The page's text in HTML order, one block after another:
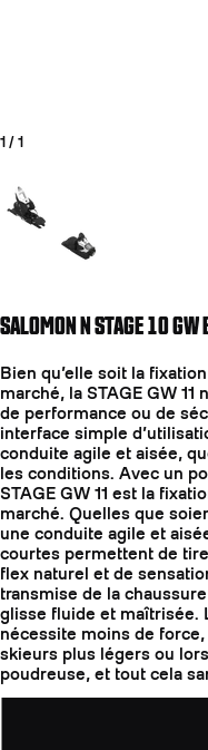
1 / 1
SALOMON N STAGE 10 GW
Bien qu’elle soit la
marché, la STAGE GW
de performance ou de
interface simple
conduite agile et aisée,
les conditions. Avec un
STAGE GW 11 est la
marché. Quelles que
une conduite agile et
courtes permettent de
flex naturel et de
transmise de la
glisse fluide et maîtrisée.
nécessite moins de
skieurs plus légers ou
poudreuse, et tout cela